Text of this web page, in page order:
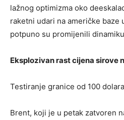
lažnog optimizma oko
raketni udari na američke baze
potpuno su promijenili
Eksplozivan rast cijena sirove
Testiranje granice od 100
Brent, koji je u petak zatvoren